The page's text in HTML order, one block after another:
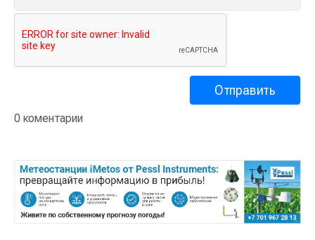
0 коментарии